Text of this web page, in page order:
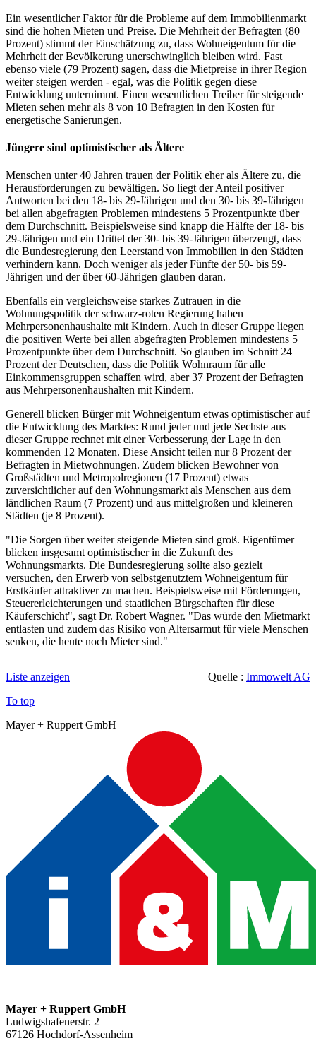
Ein wesentlicher Faktor für die Probleme auf dem Immobilienmarkt
sind die hohen Mieten und Preise. Die Mehrheit der Befragten (80
Prozent) stimmt der Einschätzung zu, dass Wohneigentum für die
Mehrheit der Bevölkerung unerschwinglich bleiben wird. Fast
ebenso viele (79 Prozent) sagen, dass die Mietpreise in ihrer Region
weiter steigen werden - egal, was die Politik gegen diese
Entwicklung unternimmt. Einen wesentlichen Treiber für steigende
Mieten sehen mehr als 8 von 10 Befragten in den Kosten für
energetische Sanierungen.
Jüngere sind optimistischer als Ältere
Menschen unter 40 Jahren trauen der Politik eher als Ältere zu, die
Herausforderungen zu bewältigen. So liegt der Anteil positiver
Antworten bei den 18- bis 29-Jährigen und den 30- bis 39-Jährigen
bei allen abgefragten Problemen mindestens 5 Prozentpunkte über
dem Durchschnitt. Beispielsweise sind knapp die Hälfte der 18- bis
29-Jährigen und ein Drittel der 30- bis 39-Jährigen überzeugt, dass
die Bundesregierung den Leerstand von Immobilien in den Städten
verhindern kann. Doch weniger als jeder Fünfte der 50- bis 59-
Jährigen und der über 60-Jährigen glauben daran.
Ebenfalls ein vergleichsweise starkes Zutrauen in die
Wohnungspolitik der schwarz-roten Regierung haben
Mehrpersonenhaushalte mit Kindern. Auch in dieser Gruppe liegen
die positiven Werte bei allen abgefragten Problemen mindestens 5
Prozentpunkte über dem Durchschnitt. So glauben im Schnitt 24
Prozent der Deutschen, dass die Politik Wohnraum für alle
Einkommensgruppen schaffen wird, aber 37 Prozent der Befragten
aus Mehrpersonenhaushalten mit Kindern.
Generell blicken Bürger mit Wohneigentum etwas optimistischer auf
die Entwicklung des Marktes: Rund jeder und jede Sechste aus
dieser Gruppe rechnet mit einer Verbesserung der Lage in den
kommenden 12 Monaten. Diese Ansicht teilen nur 8 Prozent der
Befragten in Mietwohnungen. Zudem blicken Bewohner von
Großstädten und Metropolregionen (17 Prozent) etwas
zuversichtlicher auf den Wohnungsmarkt als Menschen aus dem
ländlichen Raum (7 Prozent) und aus mittelgroßen und kleineren
Städten (je 8 Prozent).
"Die Sorgen über weiter steigende Mieten sind groß. Eigentümer
blicken insgesamt optimistischer in die Zukunft des
Wohnungsmarkts. Die Bundesregierung sollte also gezielt
versuchen, den Erwerb von selbstgenutztem Wohneigentum für
Erstkäufer attraktiver zu machen. Beispielsweise mit Förderungen,
Steuererleichterungen und staatlichen Bürgschaften für diese
Käuferschicht", sagt Dr. Robert Wagner. "Das würde den Mietmarkt
entlasten und zudem das Risiko von Altersarmut für viele Menschen
senken, die heute noch Mieter sind."
Quelle : Immowelt AG
Liste anzeigen
To top
Mayer + Ruppert GmbH
Mayer + Ruppert GmbH
Ludwigshafenerstr. 2
67126 Hochdorf-Assenheim